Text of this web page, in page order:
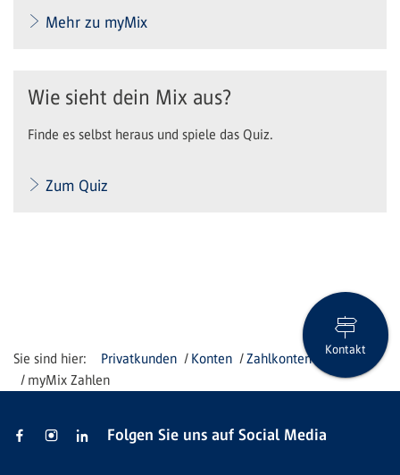
Mehr zu myMix
Wie sieht dein Mix aus?
Finde es selbst heraus und spiele das Quiz.
Zum Quiz
Privatkunden Konten
Zahlkonten
myMix Zahlen
Kontakt
Folgen Sie uns auf Social Media